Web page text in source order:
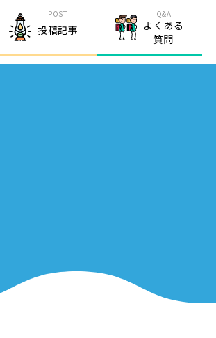
POST
投稿記事
Q&A
よくある
質問